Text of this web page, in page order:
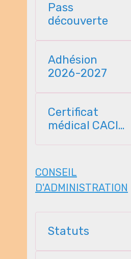
Pass
découverte
Adhésion
2026-2027
Certificat
médical CACI
CONSEIL
D'ADMINISTRATION
Statuts